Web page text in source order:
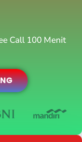
Call 100 Menit